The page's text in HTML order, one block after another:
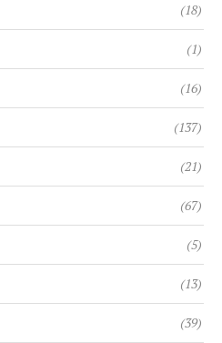
(18)
(1)
(16)
(137)
(21)
(67)
(5)
(13)
(39)